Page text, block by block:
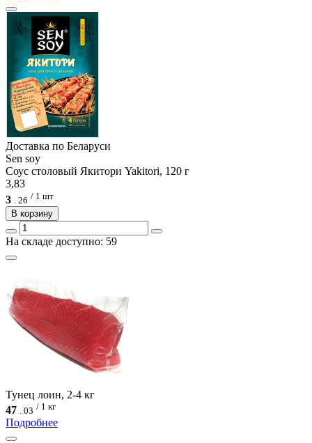
Доcтавка по Беларуси
Sen soy
Соус столовый Якитори Yakitori, 120 г
3,83
3
26 / 1 шт
В корзину
На складе доступно: 59
Тунец лоин, 2-4 кг
47 . 03 / 1 кг
Подробнее